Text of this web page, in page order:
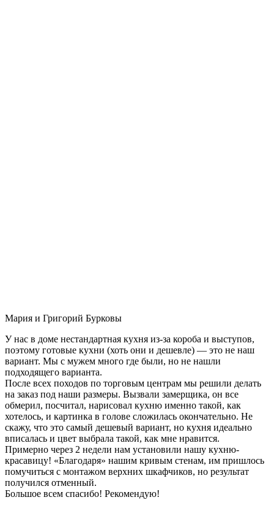
Мария и Григорий Бурковы
У нас в доме нестандартная кухня из-за короба и выступов,
поэтому готовые кухни (хоть они и дешевле) — это не наш
вариант. Мы с мужем много где были, но не нашли
подходящего варианта.
После всех походов по торговым центрам мы решили делать
на заказ под наши размеры. Вызвали замерщика, он все
обмерил, посчитал, нарисовал кухню именно такой, как
хотелось, и картинка в голове сложилась окончательно. Не
скажу, что это самый дешевый вариант, но кухня идеально
вписалась и цвет выбрала такой, как мне нравится.
Примерно через 2 недели нам установили нашу кухню-
красавицу! «Благодаря» нашим кривым стенам, им пришлось
помучиться с монтажом верхних шкафчиков, но результат
получился отменный.
Большое всем спасибо! Рекомендую!